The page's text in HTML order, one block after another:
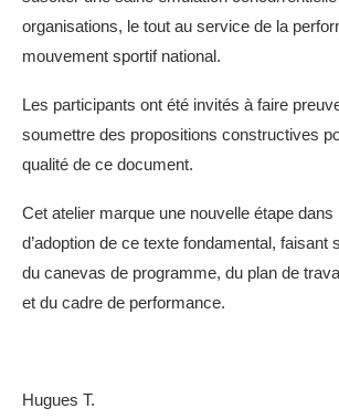
organisations, le tout au service de la
mouvement sportif national.
Les participants ont été invités à faire
soumettre des propositions constructives
qualité de ce document.
Cet atelier marque une nouvelle étape
d’adoption de ce texte fondamental, faisant
du canevas de programme, du plan de
et du cadre de performance.
Hugues T.